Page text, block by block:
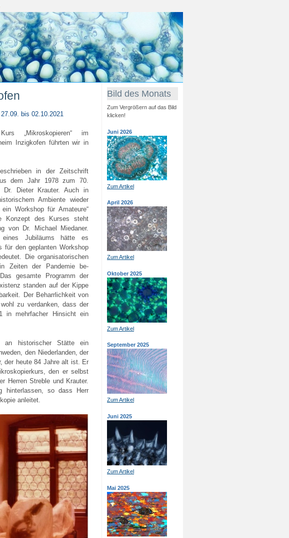
bis 02.10.2021
„Mikroskopieren“ im
Inzigkofen führten wir in
in der Zeitschrift
dem Jahr 1978 zum 70.
Dr. Dieter Krauter. Auch in
Ambiente wieder
ein Workshop für Amateure“
Konzept des Kurses steht
von Dr. Michael Miedaner.
eines Jubiläums hätte es
für den geplanten Workshop
Die organisatorischen
Zeiten der Pandemie be-
gesamte Programm der
standen auf der Kippe
Der Beharrlichkeit von
zu verdanken, dass der
in mehrfacher Hinsicht ein
an historischer Stätte ein
den Niederlanden, der
der heute 84 Jahre alt ist. Er
den er selbst
Herren Streble und Krauter.
hinterlassen, so dass Herr
anleitet.
Bild des Monats
Zum Vergrößern auf das Bild
klicken!
Juni 2026
Zum Artikel
April 2026
Zum Artikel
Oktober 2025
Zum Artikel
September 2025
Zum Artikel
Juni 2025
Zum Artikel
Mai 2025